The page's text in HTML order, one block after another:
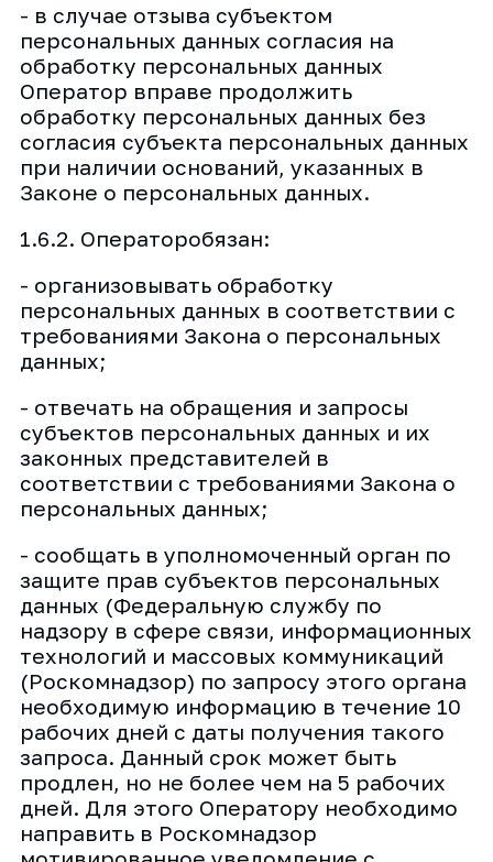
- в случае отзыва субъектом
персональных данных согласия на
обработку персональных данных
Оператор вправе продолжить
обработку персональных данных без
согласия субъекта персональных данных
при наличии оснований, указанных в
Законе о персональных данных.
1.6.2. Операторобязан:
- организовывать обработку
персональных данных в соответствии с
требованиями Закона о персональных
данных;
- отвечать на обращения и запросы
субъектов персональных данных и их
законных представителей в
соответствии с требованиями Закона о
персональных данных;
- сообщать в уполномоченный орган по
защите прав субъектов персональных
данных (Федеральную службу по
надзору в сфере связи, информационных
технологий и массовых коммуникаций
(Роскомнадзор) по запросу этого органа
необходимую информацию в течение 10
рабочих дней с даты получения такого
запроса. Данный срок может быть
продлен, но не более чем на 5 рабочих
дней. Для этого Оператору необходимо
направить в Роскомнадзор